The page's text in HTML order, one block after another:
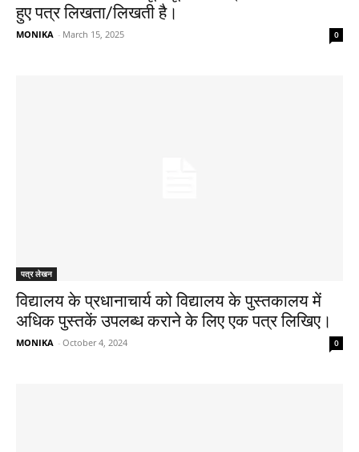
हुए पत्र लिखता/लिखती है।​
MONIKA - March 15, 2025 0
पत्र लेखन
विद्यालय के प्रधानाचार्य को विद्यालय के पुस्तकालय में
अधिक पुस्तकें उपलब्ध कराने के लिए एक पत्र लिखिए।
MONIKA - October 4, 2024 0